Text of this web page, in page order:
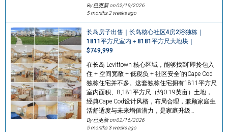
By 已更新 on02/19/2026
5 months 2 weeks ago
长岛房子出售｜长岛核心社区4房2浴独栋｜
1811平方尺室内＋8181平方尺大地块｜
$749,999
在长岛 Levittown 核心区域，能够找到“即拎包入
住 + 空间宽敞 + 低税负 + 社区安全”的Cape Cod
独栋住宅并不多。这套独栋住宅拥有1811平方尺
室内面积、8,181平方尺（约0.19英亩）土地，
经典Cape Cod设计风格，布局合理，兼顾家庭生
活舒适度与未来增值潜力，是家庭升级…
By 已更新 on02/16/2026
5 months 3 weeks ago